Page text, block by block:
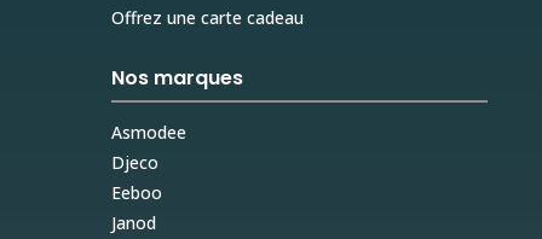
Offrez une carte cadeau
Nos marques
Asmodee
Djeco
Eeboo
Janod